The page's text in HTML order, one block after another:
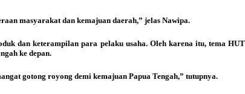
masyarakat dan kemajuan daerah,” jelas Nawipa.
dan keterampilan para pelaku usaha. Oleh karena itu, tema
ke depan.
gotong royong demi kemajuan Papua Tengah,” tutupnya.